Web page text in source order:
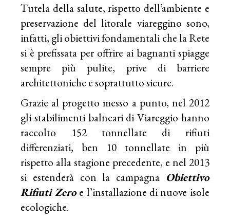
Tutela della salute, rispetto dell’ambiente e
preservazione del litorale viareggino sono,
infatti, gli obiettivi fondamentali che la Rete
si è prefissata per offrire ai bagnanti spiagge
sempre più pulite, prive di barriere
architettoniche e soprattutto sicure.
Grazie al progetto messo a punto, nel 2012
gli stabilimenti balneari di Viareggio hanno
raccolto 152 tonnellate di rifiuti
differenziati, ben 10 tonnellate in più
rispetto alla stagione precedente, e nel 2013
si estenderà con la campagna Obiettivo
Rifiuti Zeroe l’installazione di nuove isole
ecologiche.